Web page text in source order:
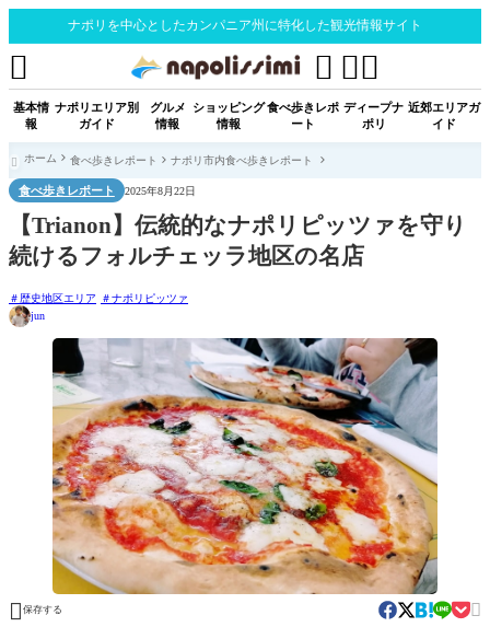
ナポリを中心としたカンパニア州に特化した観光情報サイト
基本情
報
ナポリエリア別
ガイド
グルメ
情報
ショッピング
情報
食べ歩きレポ
ート
ディープナ
ポリ
近郊エリアガ
イド
 

 ホーム 食べ歩きレポート ナポリ市内食べ歩きレポート
食べ歩きレポート 2025年8月22日
【Trianon】伝統的なナポリピッツァを守り
続けるフォルチェッラ地区の名店
歴史地区エリア
ナポリピッツァ
jun
 保存する 